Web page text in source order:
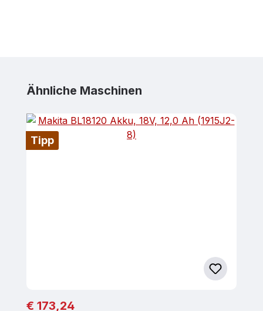
Produktgalerie überspringen
Ähnliche Maschinen
Tipp
Regulärer Preis:
€ 173,24